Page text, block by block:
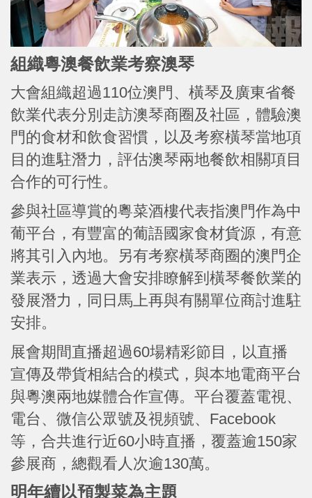
組織粵澳餐飲業考察澳琴
大會組織超過110位澳門、橫琴及廣東省餐
飲業代表分別走訪澳琴商圈及社區，體驗澳
門的食材和飲食習慣，以及考察橫琴當地項
目的進駐潛力，評估澳琴兩地餐飲相關項目
合作的可行性。
參與社區導賞的粵菜酒樓代表指澳門作為中
葡平台，有豐富的葡語國家食材貨源，有意
將其引入內地。另有考察橫琴商圈的澳門企
業表示，透過大會安排瞭解到橫琴餐飲業的
發展潛力，同日馬上再與有關單位商討進駐
安排。
展會期間直播超過60場精彩節目，以直播
宣傳及帶貨相結合的模式，與本地電商平台
與粵澳兩地媒體合作宣傳。平台覆蓋電視、
電台、微信公眾號及視頻號、Facebook
等，合共進行近60小時直播，覆蓋逾150家
參展商，總觀看人次逾130萬。
明年續以預製菜為主題